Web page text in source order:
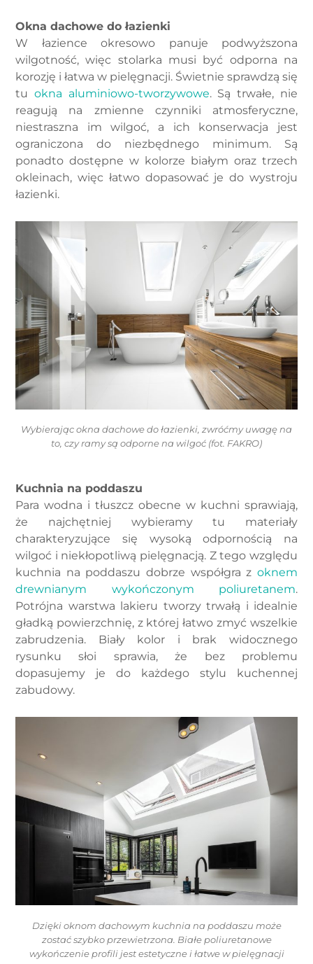
Okna dachowe do łazienki
W łazience okresowo panuje podwyższona
wilgotność, więc stolarka musi być odporna na
korozję i łatwa w pielęgnacji. Świetnie sprawdzą się
tu okna aluminiowo-tworzywowe. Są trwałe, nie
reagują na zmienne czynniki atmosferyczne,
niestraszna im wilgoć, a ich konserwacja jest
ograniczona do niezbędnego minimum. Są
ponadto dostępne w kolorze białym oraz trzech
okleinach, więc łatwo dopasować je do wystroju
łazienki.
Wybierając okna dachowe do łazienki, zwróćmy uwagę na
to, czy ramy są odporne na wilgoć (fot. FAKRO)
Kuchnia na poddaszu
Para wodna i tłuszcz obecne w kuchni sprawiają,
że najchętniej wybieramy tu materiały
charakteryzujące się wysoką odpornością na
wilgoć i niekłopotliwą pielęgnacją. Z tego względu
kuchnia na poddaszu dobrze współgra z oknem
drewnianym wykończonym poliuretanem.
Potrójna warstwa lakieru tworzy trwałą i idealnie
gładką powierzchnię, z której łatwo zmyć wszelkie
zabrudzenia. Biały kolor i brak widocznego
rysunku słoi sprawia, że bez problemu
dopasujemy je do każdego stylu kuchennej
zabudowy.
Dzięki oknom dachowym kuchnia na poddaszu może
zostać szybko przewietrzona. Białe poliuretanowe
wykończenie profili jest estetyczne i łatwe w pielęgnacji